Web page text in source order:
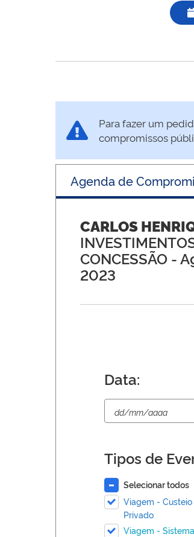
Para fazer um
compromissos
Agenda de
CARLOS
CONCESSÃO -
2023
Data:
Tipos de
Selecionar todos
Viagem - Custeio
Privado
Viagem -